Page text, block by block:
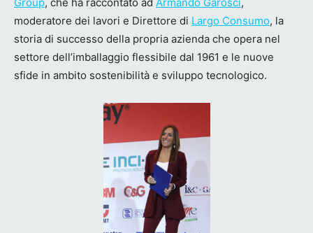
moderatore dei lavori e Direttore di Largo Consumo, la
storia di successo della propria azienda che opera nel
settore dell’imballaggio flessibile dal 1961 e le nuove
sfide in ambito sostenibilità e sviluppo tecnologico.